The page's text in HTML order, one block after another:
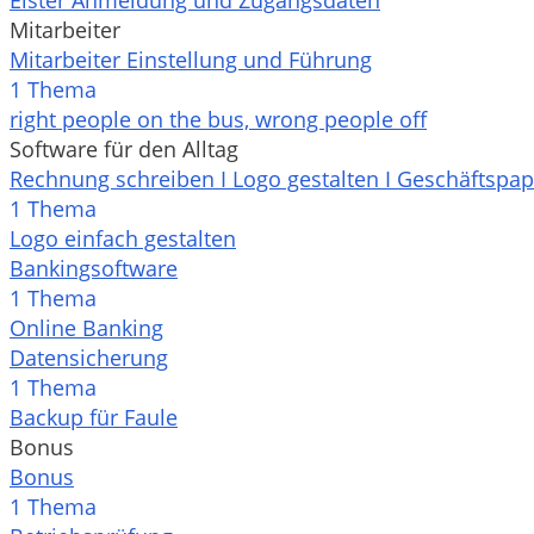
Mitarbeiter
Mitarbeiter Einstellung und Führung
1 Thema
right people on the bus, wrong people off
Software für den Alltag
Rechnung schreiben I Logo gestalten I
1 Thema
Logo einfach gestalten
Bankingsoftware
1 Thema
Online Banking
Datensicherung
1 Thema
Backup für Faule
Bonus
Bonus
1 Thema